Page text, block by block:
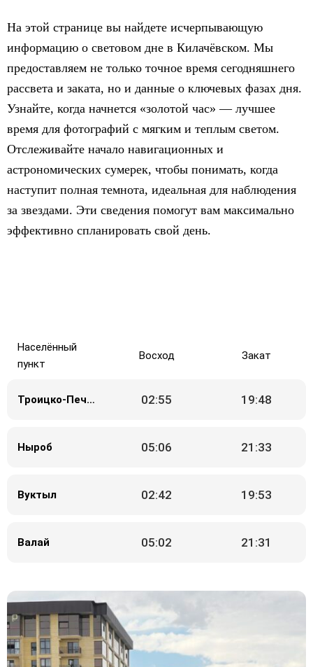
На этой странице вы найдете исчерпывающую
информацию о световом дне в Килачёвском. Мы
предоставляем не только точное время сегодняшнего
рассвета и заката, но и данные о ключевых фазах дня.
Узнайте, когда начнется «золотой час» — лучшее
время для фотографий с мягким и теплым светом.
Отслеживайте начало навигационных и
астрономических сумерек, чтобы понимать, когда
наступит полная темнота, идеальная для наблюдения
за звездами. Эти сведения помогут вам максимально
эффективно спланировать свой день.
Населённый
пункт
Восход Закат
Троицко-Печорск 02:55 19:48
Ныроб 05:06 21:33
Вуктыл 02:42 19:53
Валай 05:02 21:31